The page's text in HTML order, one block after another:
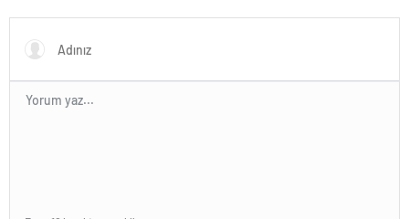
tek maç satın alma nasıl
yapılır?